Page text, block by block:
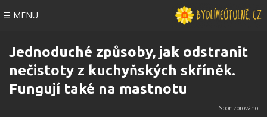
☰ MENU
Jednoduché způsoby, jak odstranit
nečistoty z kuchyňských skříněk.
Fungují také na mastnotu